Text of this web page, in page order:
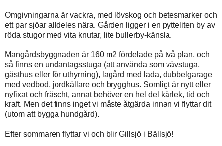
Omgivningarna är vackra, med lövskog och betesmarker och
ett par sjöar alldeles nära. Gården ligger i en pytteliten by av
röda stugor med vita knutar, lite bullerby-känsla.
Mangårdsbyggnaden är 160 m2 fördelade på två plan, och
så finns en undantagsstuga (att använda som vävstuga,
gästhus eller för uthyrning), lagård med lada, dubbelgarage
med vedbod, jordkällare och brygghus. Somligt är nytt eller
nyfixat och fräscht, annat behöver en hel del kärlek, tid och
kraft. Men det finns inget vi måste åtgärda innan vi flyttar dit
(utom att bygga hundgård).
Efter sommaren flyttar vi och blir Gillsjö i Bällsjö!